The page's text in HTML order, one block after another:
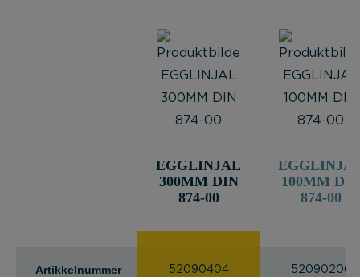
Artikkelnummer
EGGLINJAL
300MM DIN
874-00
52090404
100MM DIN
874-00
52090206